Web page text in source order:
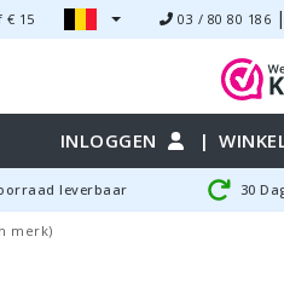
€ 15 03 / 80 80 186 |
INLOGGEN |
leverbaar 30
merk)